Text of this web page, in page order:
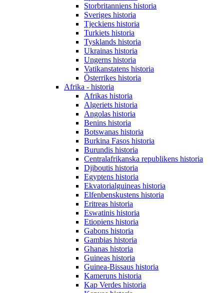
Storbritanniens historia
Sveriges historia
Tjeckiens historia
Turkiets historia
Tysklands historia
Ukrainas historia
Ungerns historia
Vatikanstatens historia
Österrikes historia
Afrika - historia
Afrikas historia
Algeriets historia
Angolas historia
Benins historia
Botswanas historia
Burkina Fasos historia
Burundis historia
Centralafrikanska republikens historia
Djiboutis historia
Egyptens historia
Ekvatorialguineas historia
Elfenbenskustens historia
Eritreas historia
Eswatinis historia
Etiopiens historia
Gabons historia
Gambias historia
Ghanas historia
Guineas historia
Guinea-Bissaus historia
Kameruns historia
Kap Verdes historia